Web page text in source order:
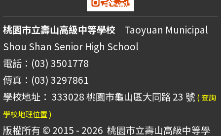
桃園市立壽山高級中等學校 Taoyuan Municipal
Shou Shan Senior High School
電話：(03) 3501778
傳真：(03) 3297861
學校地址： 333028 桃園市龜山區大同路 23 號 ( 查詢
學校地理位置 )
版權所有 © 2015 - 2026 桃園市立壽山高級中等學